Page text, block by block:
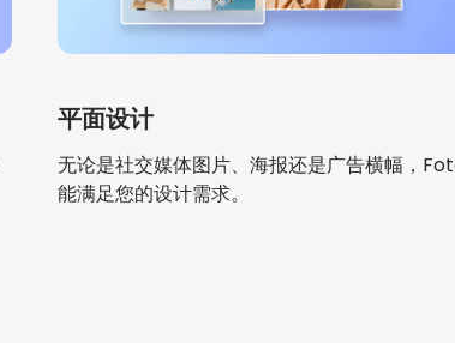
平面设计
无论是社交媒体图片、海报还是广告横幅，
能满足您的设计需求。